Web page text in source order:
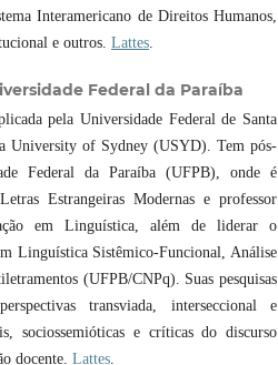
Interamericano de Direitos Humanos,
e outros. Lattes.
Federal da Paraíba
pela Universidade Federal de Santa
University of Sydney (USYD). Tem pós-
Federal da Paraíba (UFPB), onde é
Estrangeiras Modernas e professor
em Linguística, além de liderar o
Linguística Sistêmico-Funcional, Análise
(UFPB/CNPq). Suas pesquisas
transviada, interseccional e
sociossemióticas e críticas do discurso
docente. Lattes.